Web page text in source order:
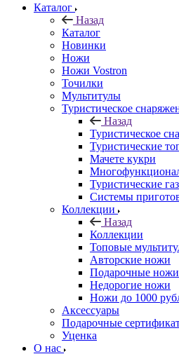
Каталог
Назад
Каталог
Новинки
Ножи
Ножи Vostron
Точилки
Мультитулы
Туристическое
Назад
Туристическое
Туристические
Мачете кукри
Туристические
Системы
Коллекции
Назад
Коллекции
Топовые
Авторские ножи
Подарочные ножи
Недорогие ножи
Ножи до 1000
Аксессуары
Подарочные
Уценка
О нас